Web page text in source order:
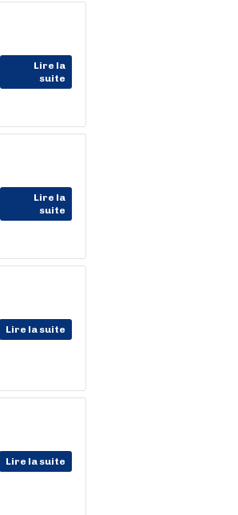
Lire la
suite
Lire la
suite
Lire la suite
Lire la suite